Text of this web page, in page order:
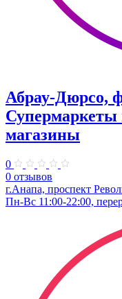
Абрау-Дюрсо,
Супермаркеты
магазины
0
0 отзывов
г.Анапа, проспект
Пн-Вс 11:00-22:00,